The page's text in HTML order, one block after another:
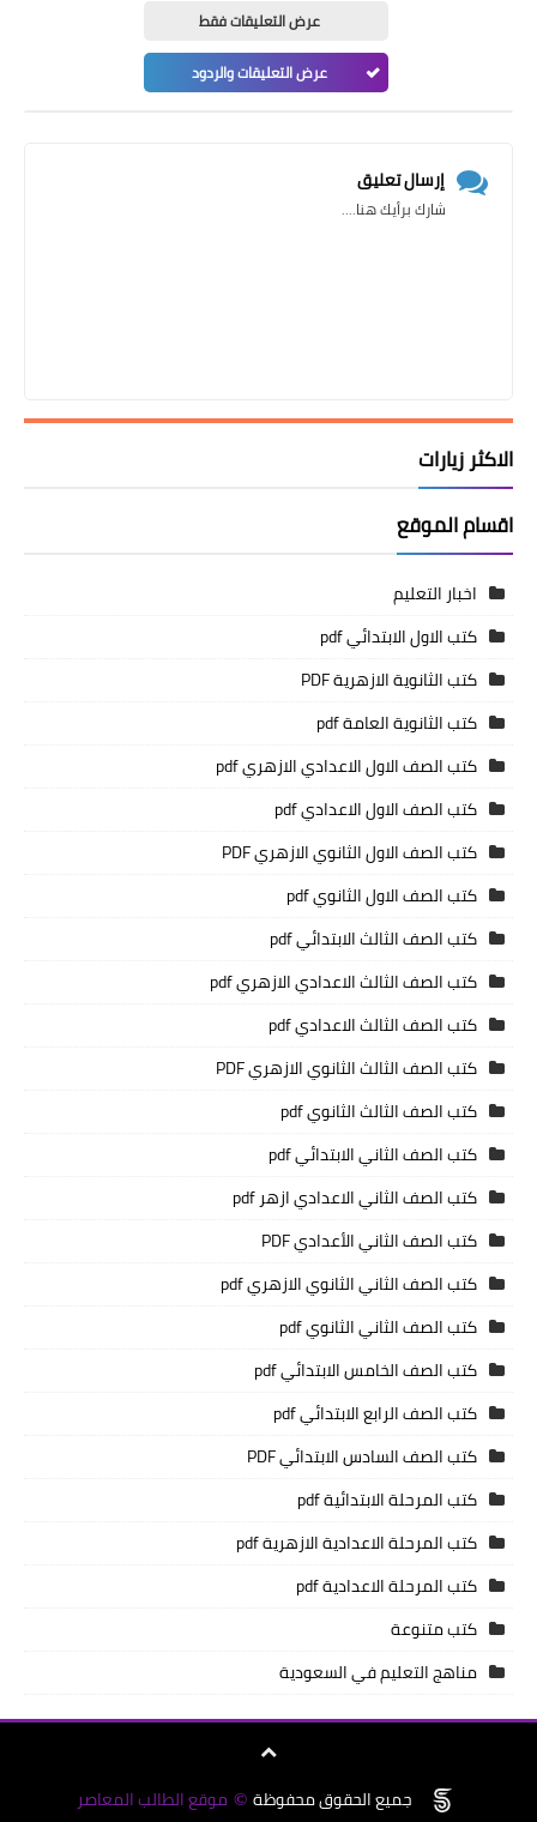
عرض التعليقات فقط
عرض التعليقات والردود
إرسال تعليق
شارك برأيك هنا....
الاكثر زيارات
اقسام الموقع
اخبار التعليم
كتب الاول الابتدائي pdf
كتب الثانوية الازهرية PDF
كتب الثانوية العامة pdf
كتب الصف الاول الاعدادي الازهري pdf
كتب الصف الاول الاعدادي pdf
كتب الصف الاول الثانوي الازهري PDF
كتب الصف الاول الثانوي pdf
كتب الصف الثالث الابتدائي pdf
كتب الصف الثالث الاعدادي الازهري pdf
كتب الصف الثالث الاعدادي pdf
كتب الصف الثالث الثانوي الازهري PDF
كتب الصف الثالث الثانوي pdf
كتب الصف الثاني الابتدائي pdf
كتب الصف الثاني الاعدادي ازهر pdf
كتب الصف الثاني الأعدادي PDF
كتب الصف الثاني الثانوي الازهري pdf
كتب الصف الثاني الثانوي pdf
كتب الصف الخامس الابتدائي pdf
كتب الصف الرابع الابتدائي pdf
كتب الصف السادس الابتدائي PDF
كتب المرحلة الابتدائية pdf
كتب المرحلة الاعدادية الازهرية pdf
كتب المرحلة الاعدادية pdf
كتب متنوعة
مناهج التعليم في السعودية
جميع الحقوق محفوظة © موقع الطالب المعاصر